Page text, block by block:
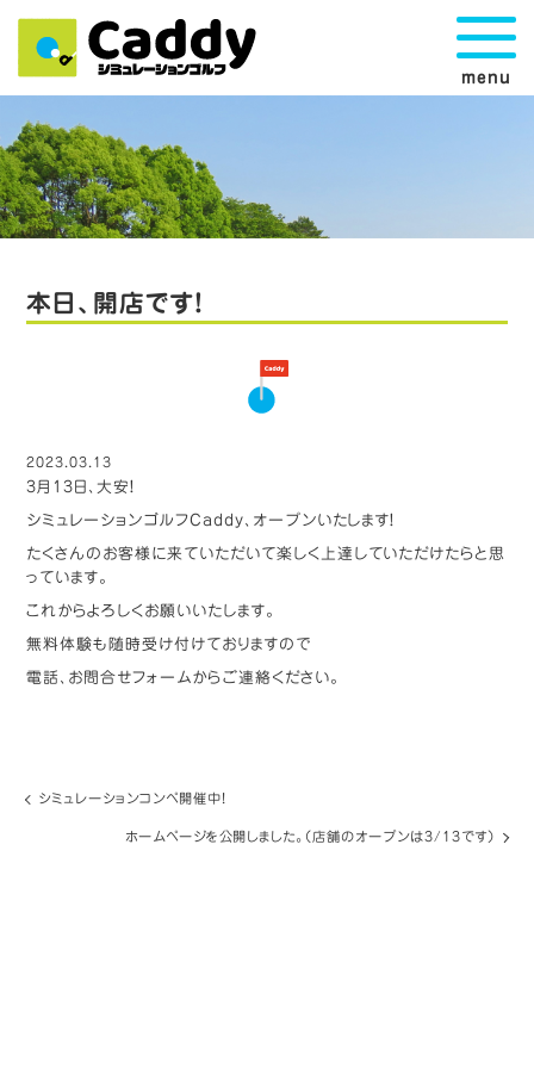
menu
本日、開店です！
2023.03.13
3月13日、大安！
シミュレーションゴルフCaddy、オープンいたします！
たくさんのお客様に来ていただいて楽しく上達していただけたらと思
っています。
これからよろしくお願いいたします。
無料体験も随時受け付けておりますので
電話、お問合せフォームからご連絡ください。
シミュレーションコンペ開催中！
ホームページを公開しました。（店舗のオープンは3/13です）